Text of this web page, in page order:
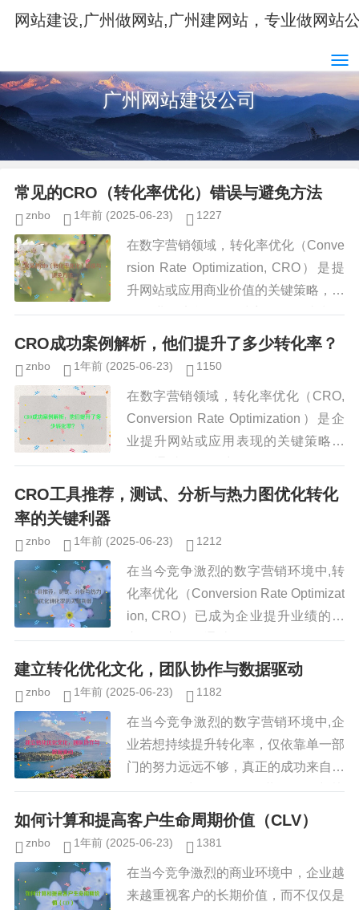
网站建设,广州做网站,广州建网站，专业做网站
广州网站建设公司
常见的CRO（转化率优化）错误与避免方法
znbo 1年前 (2025-06-23) 1227
在数字营销领域，转化率优化（Conve
rsion Rate Optimization, CRO）是提
升网站或应用商业价值的关键策略，许
多企业在实施CRO时容易犯一些常见
错误，导致优化效果不佳，甚至适得...
CRO成功案例解析，他们提升了多少转化率？
znbo 1年前 (2025-06-23) 1150
在数字营销领域，转化率优化（CRO,
Conversion Rate Optimization）是企
业提升网站或应用表现的关键策略之
一，通过优化用户体验、调整页面布
局、改进CTA（行动号召）按钮等方
CRO工具推荐，测试、分析与热力图优化转化
率的关键利器
znbo 1年前 (2025-06-23) 1212
在当今竞争激烈的数字营销环境中,转
化率优化（Conversion Rate Optimizat
ion, CRO）已成为企业提升业绩的核
心策略之一，通过科学的数据分析、用
户行为测试和热力图工具，企业可以...
建立转化优化文化，团队协作与数据驱动
znbo 1年前 (2025-06-23) 1182
在当今竞争激烈的数字营销环境中,企
业若想持续提升转化率，仅依靠单一部
门的努力远远不够，真正的成功来自于
整个团队对转化优化的共同认知与协
作，并基于数据做出科学决策，建立一
如何计算和提高客户生命周期价值（CLV）
znbo 1年前 (2025-06-23) 1381
在当今竞争激烈的商业环境中，企业越
来越重视客户的长期价值，而不仅仅是